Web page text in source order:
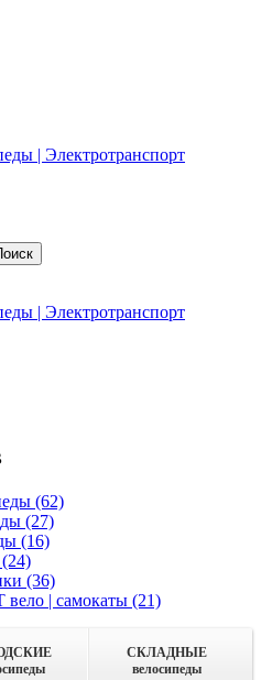
| Электротранспорт
| Электротранспорт
(62)
(27)
(16)
(24)
(36)
| самокаты (21)
СКЛАДНЫЕ
велосипеды